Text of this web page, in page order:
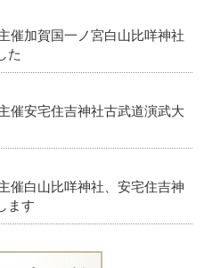
催加賀国一ノ宮白山比咩神社
た
催安宅住吉神社古武道演武大
催白山比咩神社、安宅住吉神
ます